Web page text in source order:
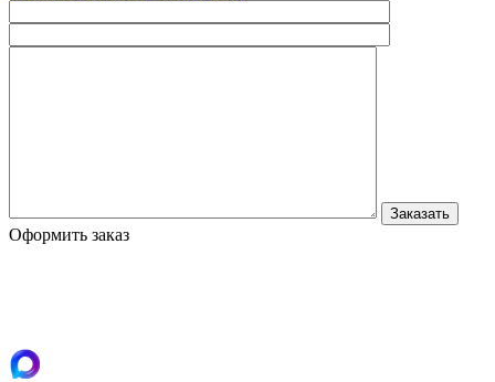
Оформить заказ